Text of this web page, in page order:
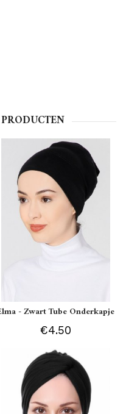
- Zwart Tube Onderkapje
€4.50